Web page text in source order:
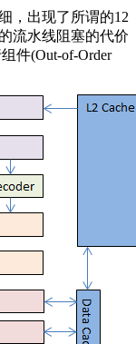
，出现了所谓的12
流水线阻塞的代价
件(Out-of-Order